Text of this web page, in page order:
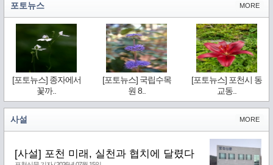
MORE
포토뉴스
[포토뉴스] 종자에서
꽃까..
[포토뉴스] 국립수목
원 8..
[포토뉴스] 포천시 동
교동..
MORE
사설
[사설] 포천 미래, 실천과 협치에 달렸다